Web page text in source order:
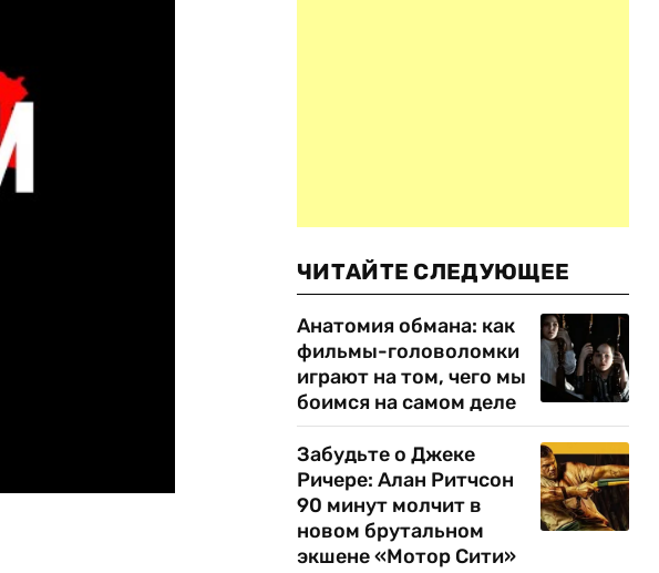
ЧИТАЙТЕ СЛЕДУЮЩЕЕ
Анатомия обмана: как
фильмы-головоломки
играют на том, чего мы
боимся на самом деле
Забудьте о Джеке
Ричере: Алан Ритчсон
90 минут молчит в
новом брутальном
экшене «Мотор Сити»